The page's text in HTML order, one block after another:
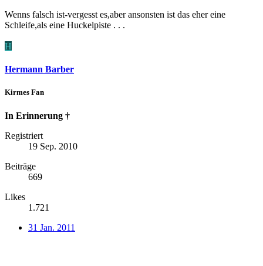
Wenns falsch ist-vergesst es,aber ansonsten ist das eher eine
Schleife,als eine Huckelpiste . . .
H
Hermann Barber
Kirmes Fan
In Erinnerung †
Registriert
19 Sep. 2010
Beiträge
669
Likes
1.721
31 Jan. 2011